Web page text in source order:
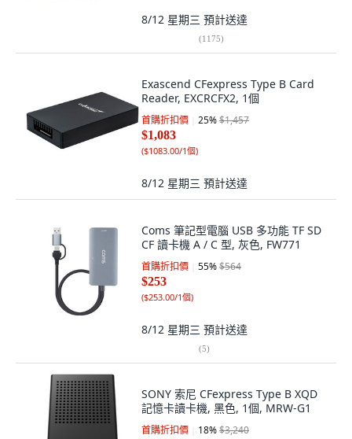
8/12 星期三 預計送達
(1175)
Exascend CFexpress Type B Card
Reader, EXCRCFX2, 1個
首購折扣價 25%$1,457
$1,083
($1083.00/1個)
8/12 星期三 預計送達
Coms 筆記型電腦 USB 多功能 TF SD
CF 讀卡機 A / C 型, 灰色, FW771
首購折扣價 55%$564
$253
($253.00/1個)
8/12 星期三 預計送達
(5)
SONY 索尼 CFexpress Type B XQD
記憶卡讀卡機, 黑色, 1個, MRW-G1
首購折扣價 18%$3,240